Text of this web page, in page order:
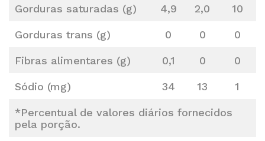
Gorduras saturadas (g) 4,9 2,0 10
Gorduras trans (g) 0 0 0
Fibras alimentares (g) 0,1 0 0
Sódio (mg) 34 13 1
*Percentual de valores diários fornecidos
pela porção.